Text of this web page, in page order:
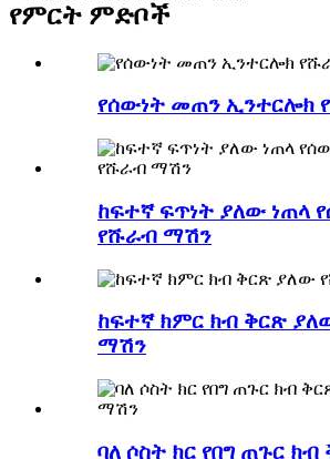
የምርት ምድቦች
የሰውነት መጠን ኢንተርሎክ
ከፍተኛ ፍጥነት ያለው ነጠላ
የሹራብ ማሽን
ከፍተኛ ክምር ክብ ቅርጽ
ማሽን
ባለ ሶስት ክር የበግ ጠጉር